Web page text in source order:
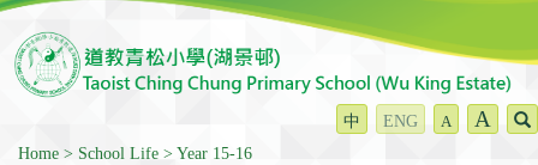
中 ENG A A
Home School Life Year 15-16